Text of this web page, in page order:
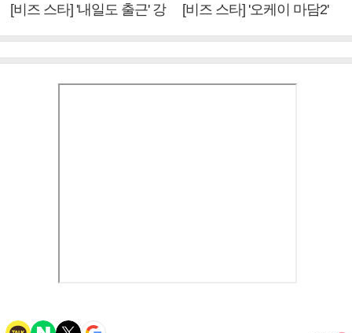
[비즈 스타] '내일도 출근' 강
[비즈 스타] '오케이 마담2'